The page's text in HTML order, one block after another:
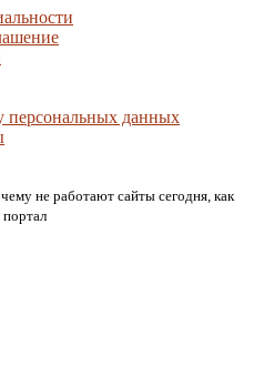
персональных данных
не работают сайты сегодня, как